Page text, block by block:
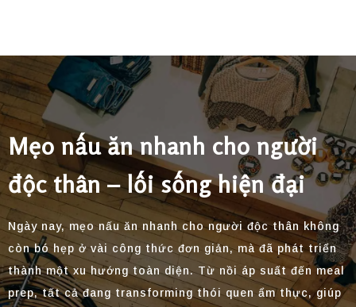
Mẹo nấu ăn nhanh cho người
độc thân – lối sống hiện đại
Ngày nay, mẹo nấu ăn nhanh cho người độc thân không
còn bó hẹp ở vài công thức đơn giản, mà đã phát triển
thành một xu hướng toàn diện. Từ nồi áp suất đến meal
prep, tất cả đang transforming thói quen ẩm thực, giúp